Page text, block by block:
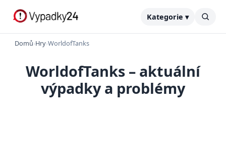
Kategorie ▾
Domů›Hry›WorldofTanks
WorldofTanks – aktuální
výpadky a problémy